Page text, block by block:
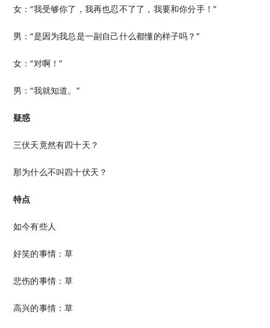
女：“我受够你了，我再也忍不了了，我要和你分手！”
男：“是因为我总是一副自己什么都懂的样子吗？”
女：“对啊！”
男：“我就知道。”
疑惑
三伏天竟然有四十天？
那为什么不叫四十伏天？
特点
如今有些人
好笑的事情：草
悲伤的事情：草
高兴的事情：草